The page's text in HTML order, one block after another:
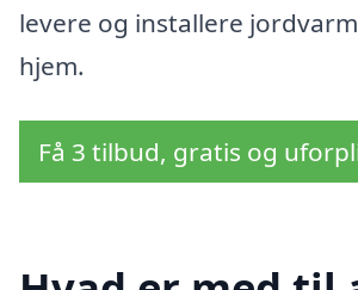
levere og installere
hjem.
Få 3 tilbud, gratis og